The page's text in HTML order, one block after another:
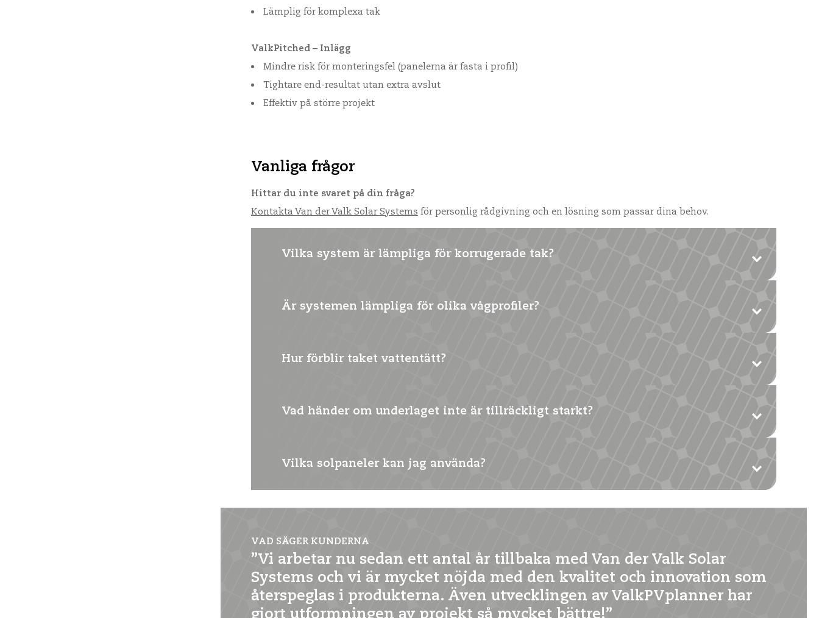
Lämplig för komplexa tak
ValkPitched – Inlägg
Mindre risk för monteringsfel (panelerna är fasta i profil)
Tightare end-resultat utan extra avslut
Effektiv på större projekt
Vanliga frågor
Hittar du inte svaret på din fråga?
Kontakta Van der Valk Solar Systems för personlig rådgivning och en lösning som passar dina behov.
Vilka system är lämpliga för korrugerade tak?
ValkPitched – Clamp och ValkPitched – insatssystemen är lämpliga för både glasfiber- och korrugerade
Är systemen lämpliga för olika vågprofiler?
Hur förblir taket vattentätt?
Genom att använda rätt tätning:
Detta förhindrar läckage och håller taket skyddat.
Vad händer om underlaget inte är tillräckligt starkt?
Vänligen kontrollera detta i förväg. Justera fästet eller be om teknisk rådgivning. Databladet anger kraven
för varje situation.
Vilka solpaneler kan jag använda?
paneler.
VAD SÄGER KUNDERNA
”Vi arbetar nu sedan ett antal år tillbaka med Van der Valk Solar
Systems och vi är mycket nöjda med den kvalitet och innovation som
återspeglas i produkterna. Även utvecklingen av ValkPVplanner har
gjort utformningen av projekt så mycket bättre!”